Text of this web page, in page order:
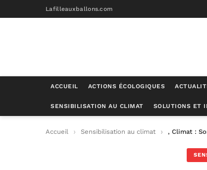
Lafilleauxballons.com
ACCUEIL ACTIONS ÉCOLOGIQUES
SENSIBILISATION AU CLIMAT SOLUTIONS ET
Accueil Sensibilisation au climat , Climat :